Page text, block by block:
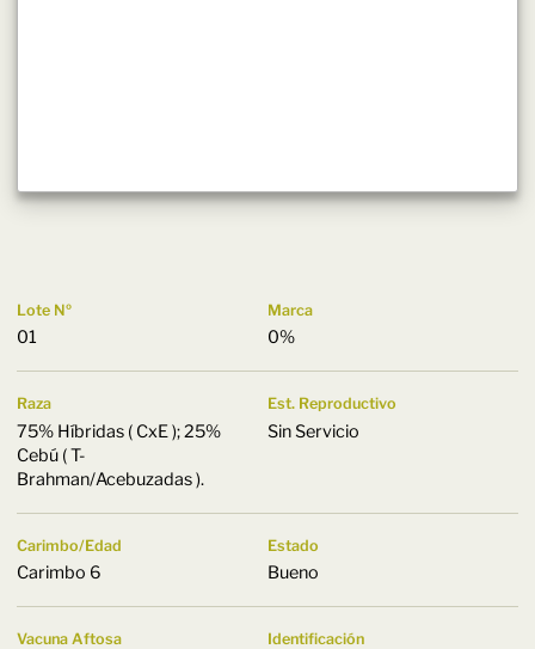
Lote Nº
01
Marca
0%
Raza
75% Híbridas ( CxE ); 25%
Cebú ( T-
Brahman/Acebuzadas ).
Est. Reproductivo
Sin Servicio
Carimbo/Edad
Carimbo 6
Estado
Bueno
Vacuna Aftosa Identificación